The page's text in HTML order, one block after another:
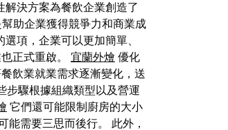
解決方案為餐飲企業創造了
助企業獲得競爭力和商業成
項，企業可以更加簡單、
正式重啟。 宜蘭外燴 優化
飲業就業需求逐漸變化，送
步驟根據組織類型以及營運
它們還可能限制廚房的大小
能需要三思而後行。 此外，